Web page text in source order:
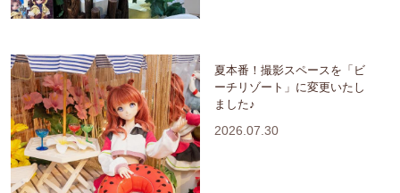
夏本番！撮影スペースを「ビ
ーチリゾート」に変更いたし
ました♪
2026.07.30